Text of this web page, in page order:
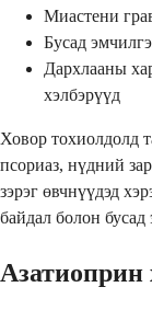
Миастени
Бусад
Дархлааны
хэлбэрүүд
Ховор тохиолдолд
псориаз, нүдний
зэрэг өвчнүүдэд
байдал болон
Азатиоприн